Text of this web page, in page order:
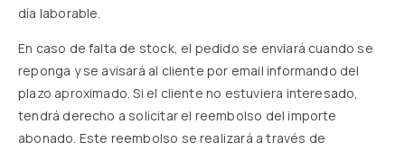
día laborable.
En caso de falta de stock, el pedido se enviará cuando se
reponga y se avisará al cliente por email informando del
plazo aproximado. Si el cliente no estuviera interesado,
tendrá derecho a solicitar el reembolso del importe
abonado. Este reembolso se realizará a través de